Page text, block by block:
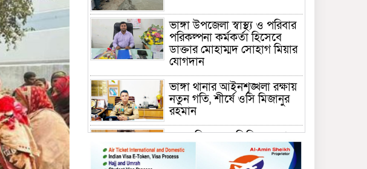
ভাঙ্গা উপজেলা স্বাস্থ্য ও পরিবার
পরিকল্পনা কর্মকর্তা হিসেবে
ডাক্তার মোহাম্মদ সোহাগ মিয়ার
যোগদান
ভাঙ্গা থানার আইনশৃঙ্খলা রক্ষায়
নতুন গতি, শীর্ষে ওসি মিজানুর
রহমান
ময়মনসিংহের অতিরিক্ত জেলা
প্রশাসক (রাজস্ব) আজিম উদ্দিন
ভূমি মন্ত্রণালয়ে পদায়ন